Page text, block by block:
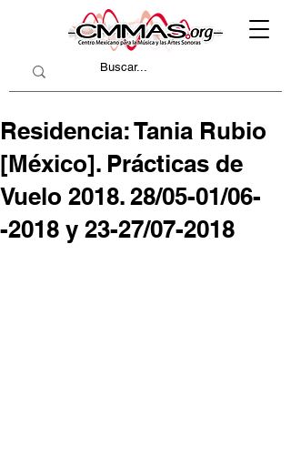
Residencia: Tania Rubio
[México]. Prácticas de
Vuelo 2018. 28/05-01/06-
-2018 y 23-27/07-2018